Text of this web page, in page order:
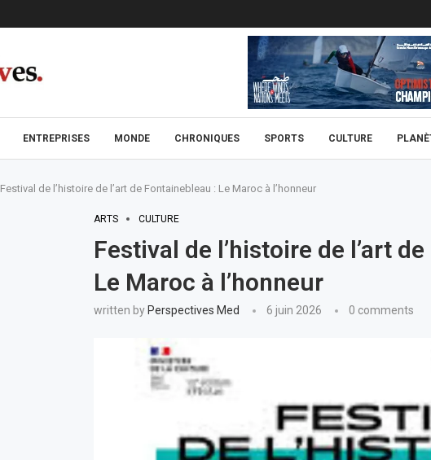
ENTREPRISES MONDE CHRONIQUES SPORTS CULTURE
Festival de l’histoire de l’art de Fontainebleau : Le Maroc à l’honneur
ARTS CULTURE
Festival de l’histoire de l’art
Le Maroc à l’honneur
written by Perspectives Med 6 juin 2026 0 comments